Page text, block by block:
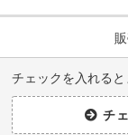
チェックを入れると